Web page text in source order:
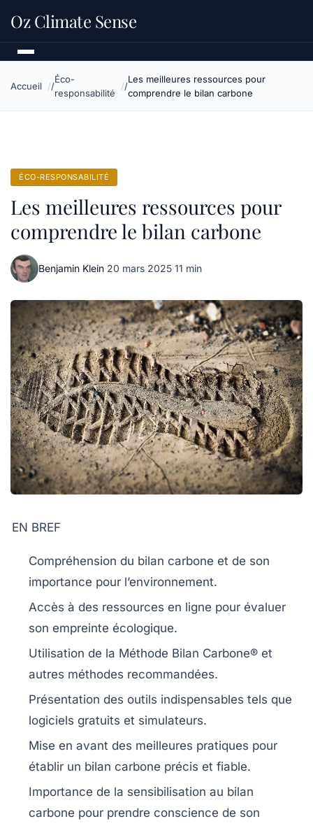
Oz Climate Sense
Accueil
Éco-
responsabilité
Les meilleures ressources pour
comprendre le bilan carbone
ÉCO-RESPONSABILITÉ
Les meilleures ressources pour
comprendre le bilan carbone
Benjamin Klein·20 mars 2025·11 min
EN BREF
Compréhension du bilan carbone et de son
importance pour l’environnement.
Accès à des ressources en ligne pour évaluer
son empreinte écologique.
Utilisation de la Méthode Bilan Carbone® et
autres méthodes recommandées.
Présentation des outils indispensables tels que
logiciels gratuits et simulateurs.
Mise en avant des meilleures pratiques pour
établir un bilan carbone précis et fiable.
Importance de la sensibilisation au bilan
carbone pour prendre conscience de son